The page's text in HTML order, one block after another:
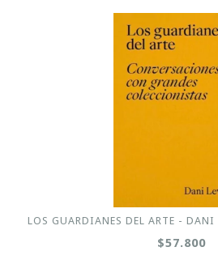
LOS GUARDIANES DEL ARTE -
$57.800